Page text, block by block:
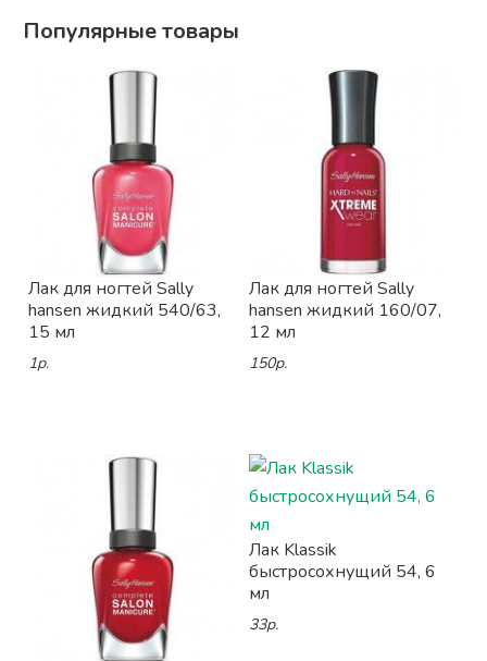
Популярные товары
Лак для ногтей Sally
hansen жидкий 540/63,
15 мл
1р.
Лак для ногтей Sally
hansen жидкий 160/07,
12 мл
150р.
Лак Klassik
быстросохнущий 54, 6
мл
33р.